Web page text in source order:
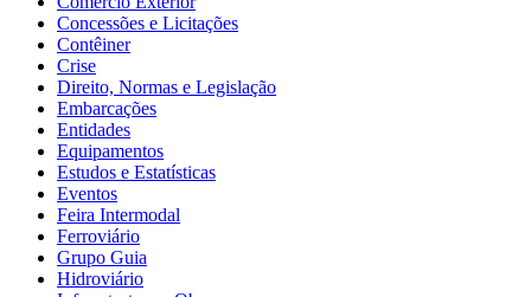
Concessões e Licitações
Contêiner
Crise
Direito, Normas e Legislação
Embarcações
Entidades
Equipamentos
Estudos e Estatísticas
Eventos
Feira Intermodal
Ferroviário
Grupo Guia
Hidroviário